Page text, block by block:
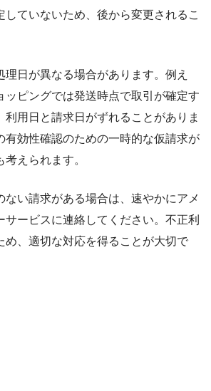
していないため、後から変更されるこ
理日が異なる場合があります。例え
ッピングでは発送時点で取引が確定す
利用日と請求日がずれることがありま
有効性確認のための一時的な仮請求が
えられます。
ない請求がある場合は、速やかにアメ
サービスに連絡してください。不正利
め、適切な対応を得ることが大切で